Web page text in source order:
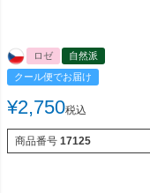
ロゼ
自然派
クール便でお届け
¥2,750税込
商品番号 17125